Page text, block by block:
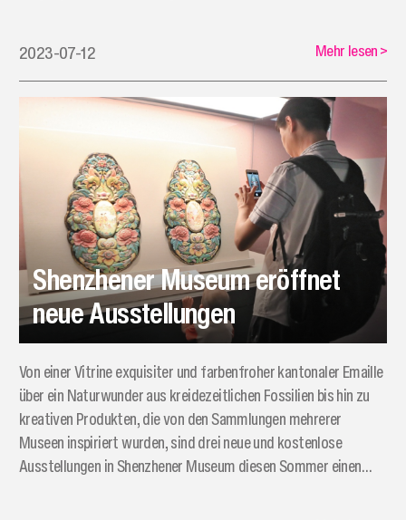
2023-07-12 Mehr lesen>
Shenzhener Museum eröffnet
neue Ausstellungen
Von einer Vitrine exquisiter und farbenfroher kantonaler Emaille
über ein Naturwunder aus kreidezeitlichen Fossilien bis hin zu
kreativen Produkten, die von den Sammlungen mehrerer
Museen inspiriert wurden, sind drei neue und kostenlose
Ausstellungen in Shenzhener Museum diesen Sommer einen